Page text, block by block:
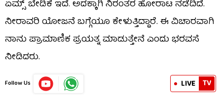
ಏಮ್ಸ್ ಬೇಡಿಕೆ ಇದೆ. ಅದಕ್ಕಾಗಿ ನಿರಂತರ ಹೋರಾಟ ನಡೆದಿದೆ.
ನೀರಾವರಿ ಯೋಜನೆ ಬಗ್ಗೆಯೂ ಕೇಳುತ್ತಿದ್ದಾರೆ. ಈ ವಿಚಾರವಾಗಿ
ನಾನು ಪ್ರಾಮಾಣಿಕ ಪ್ರಯತ್ನ ಮಾಡುತ್ತೇನೆ ಎಂದು ಭರವಸೆ
ನೀಡಿದರು.
Follow Us LIVE TV